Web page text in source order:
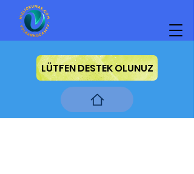
LÜTFEN DESTEK OLUNUZ